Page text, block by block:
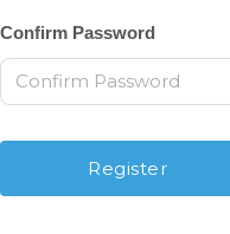
Confirm Password